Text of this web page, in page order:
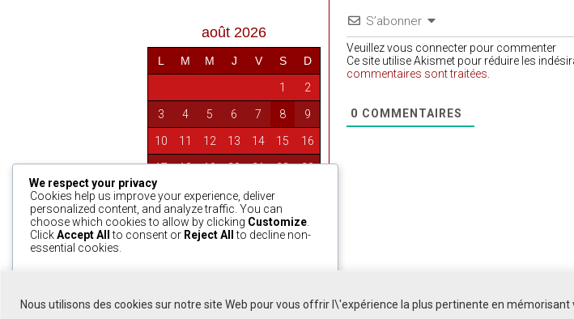
Nous utilisons des cookies sur notre site Web pour vous offrir l\'expérience la plus pertinente en
août 2026
L M M J V S D
1 2
3 4 5 6 7 8 9
10 11 12 13 14 15 16
17 18 19 20 21 22 23
24 25 26 27 28
31
S’abonner
Veuillez vous connecter pour commenter
Ce site utilise Akismet pour réduire les
commentaires sont traitées
0 COMMENTAIRES
We respect your privacy
Cookies help us improve your experience, deliver
personalized content, and analyze traffic. You can
choose which cookies to allow by clicking Customize
ClickAccept All to consent or Reject All
to decline non-
essential cookies.
Powered by